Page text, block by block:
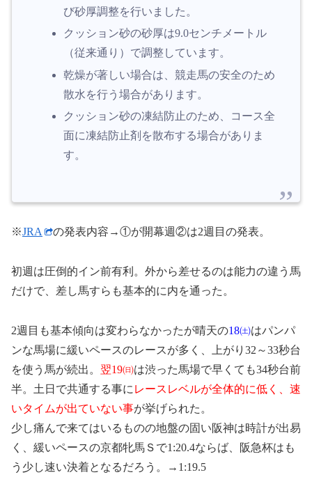
び砂厚調整を行いました。
クッション砂の砂厚は9.0センチメートル
（従来通り）で調整しています。
乾燥が著しい場合は、競走馬の安全のため
散水を行う場合があります。
クッション砂の凍結防止のため、コース全
面に凍結防止剤を散布する場合がありま
す。
※JRA の発表内容→①が開幕週②は2週目の発表。
初週は圧倒的イン前有利。外から差せるのは能力の違う馬
だけで、差し馬すらも基本的に内を通った。
2週目も基本傾向は変わらなかったが晴天の18㈯はパンパ
ンな馬場に緩いペースのレースが多く、上がり32～33秒台
を使う馬が続出。 翌19㈰は渋った馬場で早くても34秒台前
半。土日で共通する事に レースレベルが全体的に低く、速
いタイムが出ていない事が挙げられた。
少し痛んで来てはいるものの地盤の固い阪神は時計が出易
く、緩いペースの京都牝馬Ｓで1:20.4ならば、阪急杯はも
う少し速い決着となるだろう。→1:19.5